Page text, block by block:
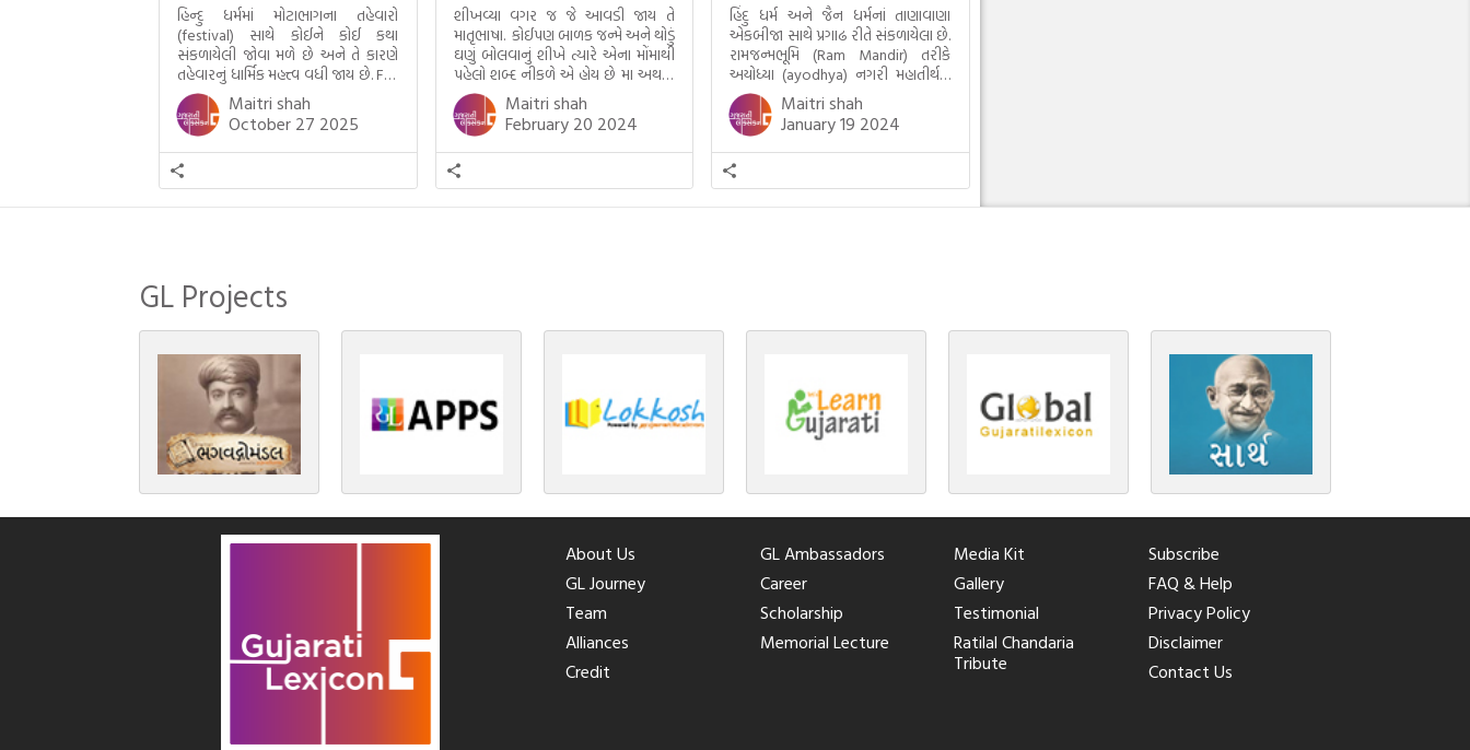
હિન્દુ ધર્મમાં મોટાભાગના તહેવારો
(festival) સાથે કોઈને કોઈ કથા
સંકળાયેલી જોવા મળે છે અને તે કારણે
તહેવારનું ધાર્મિક મહત્ત્વ વધી જાય છે. For
example, હાલમાં જ પ્રકાશનો તહેવાર
દિવાળી(diwali)ની ઉજવણી થઈ. પરંતુ
અષાઢ મહિનામાં આવતી દેવપોઢી
અગિયારસથી લઈને કારતિક સુદ
અગિયારસના રોજ આવતી દેવ ઊઠી
અગિયારસ વચ્ચે મોટેભાગે યજ્ઞોપવીત
સંસ્કાર, લગ્ન, દીક્ષાગ્રહણ, યજ્ઞ, ગૃહપ્રવેશ
Maitri shah
October 27 2025
શીખવ્યા વગર જ જે આવડી જાય તે
માતૃભાષા. કોઈપણ બાળક જન્મે અને થોડું
ઘણું બોલવાનું શીખે ત્યારે એના મોંમાથી
પહેલો શબ્દ નીકળે એ હોય છે મા અથવા
મમ એટલે કે ખાવાનું. વળી આપણે
બાળકને સૂવડાવવા માટે જે ગીત કે
હાલરડાં ગાઈએ છીએ તે પણ આપણે
ગુજરાતીમાં જ ગાઈએ છીએ અંગ્રેજી ગીતો
નથી ગાતા. આમ બાળકને […]
Maitri shah
February 20 2024
હિંદુ ધર્મ અને જૈન ધર્મનાં તાણાવાણા
એકબીજા સાથે પ્રગાઢ રીતે સંકળાયેલા છે.
રામજન્મભૂમિ (Ram Mandir) તરીકે
અયોધ્યા (ayodhya) નગરી મહાતીર્થનું
ગૌરવ પામી છે, તો એ જ રીતે જૈન ધર્મના
ચોવીસ તીર્થંકરોમાંથી પાંચ-પાંચ
તીર્થંકરોનો જન્મ આ અયોધ્યાની પાવન
ભૂમિ પર થયો છે. જૈન ધર્મમાં ચોવીસ
તીર્થંકરોમાંથી પાંચ-પાંચ તીર્થંકરોનાં
કલ્યાણકો અહીં આવ્યાં છે. દરેક
તીર્થંકરના જીવનની ચ્યવન(માતાના […]
Maitri shah
January 19 2024
GL Projects
About Us
GL Journey
Team
Alliances
Credit
GL Ambassadors
Career
Scholarship
Memorial Lecture
Media Kit
Gallery
Testimonial
Ratilal Chandaria
Tribute
Subscribe
FAQ & Help
Privacy Policy
Disclaimer
Contact Us